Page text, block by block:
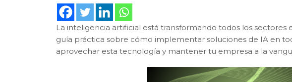
La inteligencia artificial está transformando todos los sectores
guía práctica sobre cómo implementar soluciones de IA en
aprovechar esta tecnología y mantener tu empresa a la